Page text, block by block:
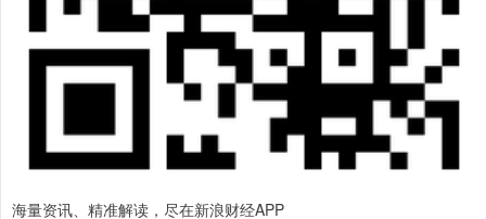
海量资讯、精准解读，尽在新浪财经APP